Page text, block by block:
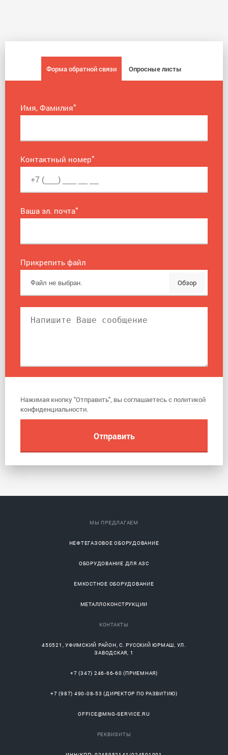
Форма обратной связи Опросные листы
Имя, Фамилия*
Контактный номер*
Ваша эл. почта*
Прикрепить файл
Обзор
Нажимая кнопку "Отправить", вы соглашаетесь с политикой
конфиденциальности.
МЫ ПРЕДЛАГАЕМ
НЕФТЕГАЗОВОЕ ОБОРУДОВАНИЕ
ОБОРУДОВАНИЕ ДЛЯ АЗС
ЕМКОСТНОЕ ОБОРУДОВАНИЕ
МЕТАЛЛОКОНСТРУКЦИИ
КОНТАКТЫ
450521 ,УФИМСКИЙ РАЙОН, С.РУССКИЙ ЮРМАШ, УЛ.
ЗАВОДСКАЯ, 1
+7 (347) 246-66-60 (ПРИЕМНАЯ)
+7 (987) 490-08-53 (ДИРЕКТОР ПО РАЗВИТИЮ)
OFFICE@MNG-SERVICE.RU
РЕКВИЗИТЫ